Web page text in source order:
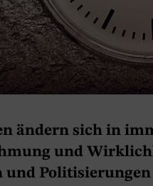
ändern sich in
und
und